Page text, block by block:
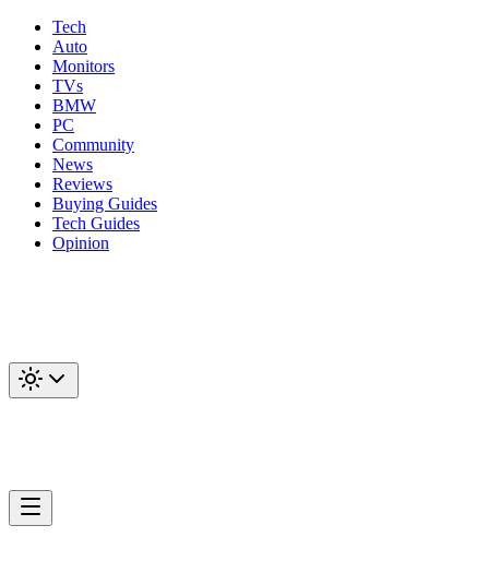
Tech
Auto
Monitors
TVs
BMW
PC
Community
News
Reviews
Buying Guides
Tech Guides
Opinion